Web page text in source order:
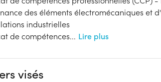
des éléments électromécaniques et
industrielles
de compétences... Lire plus
visés